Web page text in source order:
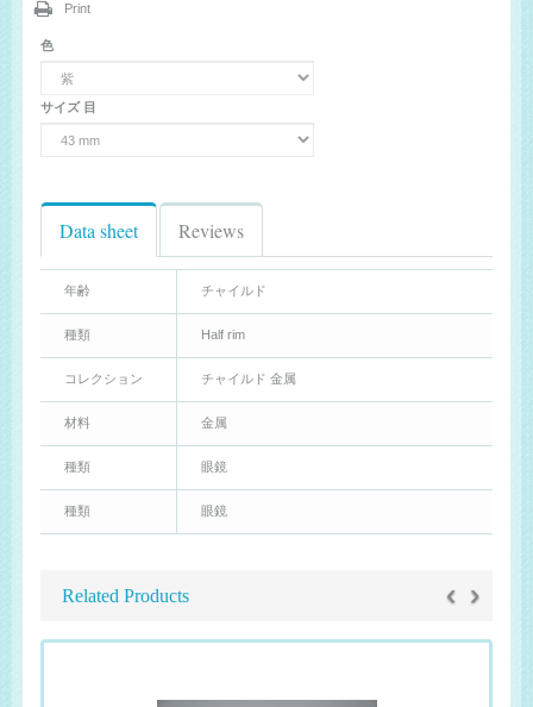
Print
色
サイズ 目
Data sheet Reviews
年齢 チャイルド
種類 Half rim
コレクション チャイルド 金属
材料 金属
種類 眼鏡
種類 眼鏡
Related Products ‹ ›